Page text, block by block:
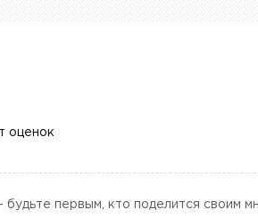
оценок
будьте первым, кто поделится своим